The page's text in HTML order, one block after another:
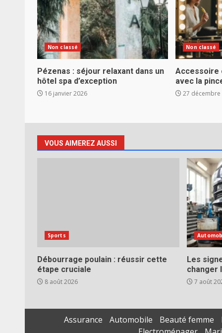
Non classé
Pézenas : séjour relaxant dans un
hôtel spa d’exception
16 janvier 2026
Non classé
Accessoire
avec la
27 décembre
VOUS AIMEREZ AUSSI
Sports
Débourrage poulain : réussir cette
étape cruciale
8 août 2026
Les
changer
7 août
Assurance Automobile Beauté femme